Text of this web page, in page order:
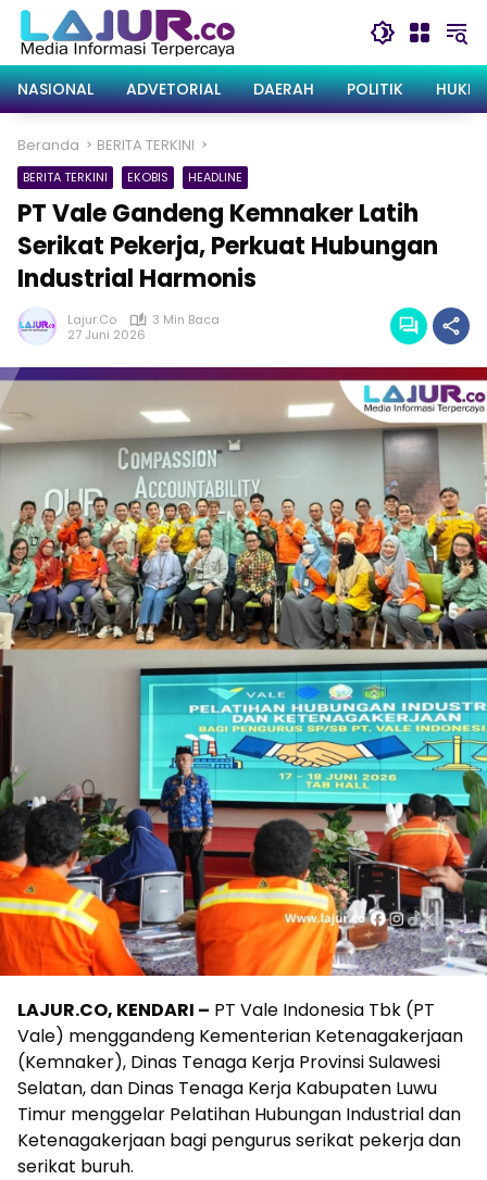
Langsung
konten
NASIONAL
ADVETORIAL DAERAH POLITIK
Beranda BERITA TERKINI
BERITA TERKINI EKOBIS HEADLINE
PT Vale Gandeng Kemnaker Latih
Serikat Pekerja, Perkuat Hubungan
Industrial Harmonis
Lajur.co
3 Min Baca
27 Juni 2026
LAJUR.CO, KENDARI – PT Vale Indonesia Tbk (PT
Vale) menggandeng Kementerian Ketenagakerjaan
(Kemnaker), Dinas Tenaga Kerja Provinsi Sulawesi
Selatan, dan Dinas Tenaga Kerja Kabupaten Luwu
Timur menggelar Pelatihan Hubungan Industrial dan
Ketenagakerjaan bagi pengurus serikat pekerja dan
serikat buruh.